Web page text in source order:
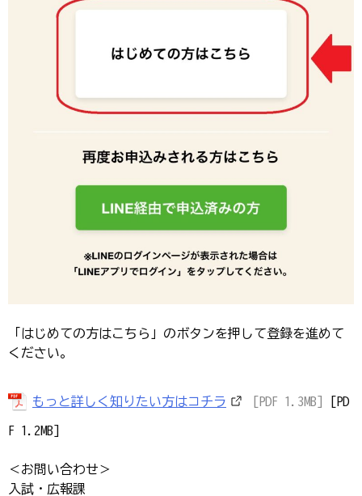
「はじめての方はこちら」のボタンを押して登録を進めて
ください。
もっと詳しく知りたい方はコチラ [PDF 1.3MB] [PD
F 1.2MB]
＜お問い合わせ＞
入試・広報課